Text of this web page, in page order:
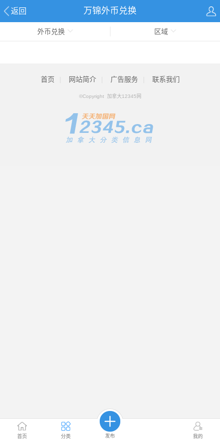
返回 万锦外币兑换
首页 分类 发布 我的
外币兑换 区域
首页 网站简介 广告服务 联系我们
©Copyright 加拿大12345网